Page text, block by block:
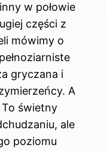
w połowie
części z
mówimy o
gryczana i
A
świetny
ale
poziomu